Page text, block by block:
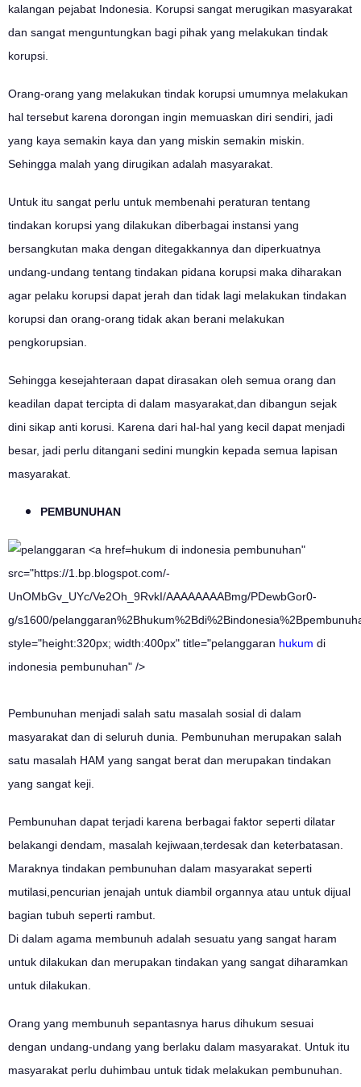
kalangan pejabat Indonesia. Korupsi sangat merugikan masyarakat
dan sangat menguntungkan bagi pihak yang melakukan tindak
korupsi.
Orang-orang yang melakukan tindak korupsi umumnya melakukan
hal tersebut karena dorongan ingin memuaskan diri sendiri, jadi
yang kaya semakin kaya dan yang miskin semakin miskin.
Sehingga malah yang dirugikan adalah masyarakat.
Untuk itu sangat perlu untuk membenahi peraturan tentang
tindakan korupsi yang dilakukan diberbagai instansi yang
bersangkutan maka dengan ditegakkannya dan diperkuatnya
undang-undang tentang tindakan pidana korupsi maka diharakan
agar pelaku korupsi dapat jerah dan tidak lagi melakukan tindakan
korupsi dan orang-orang tidak akan berani melakukan
pengkorupsian.
Sehingga kesejahteraan dapat dirasakan oleh semua orang dan
keadilan dapat tercipta di dalam masyarakat,dan dibangun sejak
dini sikap anti korusi. Karena dari hal-hal yang kecil dapat menjadi
besar, jadi perlu ditangani sedini mungkin kepada semua lapisan
masyarakat.
PEMBUNUHAN
hukum di indonesia pembunuhan"
src="https://1.bp.blogspot.com/-
UnOMbGv_UYc/Ve2Oh_9RvkI/AAAAAAAABmg/PDewbGor0-
g/s1600/
style="height:320px; width:400px" title="pelanggaran hukum di
indonesia pembunuhan" />
Pembunuhan menjadi salah satu masalah sosial di dalam
masyarakat dan di seluruh dunia. Pembunuhan merupakan salah
satu masalah HAM yang sangat berat dan merupakan tindakan
yang sangat keji.
Pembunuhan dapat terjadi karena berbagai faktor seperti dilatar
belakangi dendam, masalah kejiwaan,terdesak dan keterbatasan.
Maraknya tindakan pembunuhan dalam masyarakat seperti
mutilasi,pencurian jenajah untuk diambil organnya atau untuk dijual
bagian tubuh seperti rambut.
Di dalam agama membunuh adalah sesuatu yang sangat haram
untuk dilakukan dan merupakan tindakan yang sangat diharamkan
untuk dilakukan.
Orang yang membunuh sepantasnya harus dihukum sesuai
dengan undang-undang yang berlaku dalam masyarakat. Untuk itu
masyarakat perlu duhimbau untuk tidak melakukan pembunuhan.